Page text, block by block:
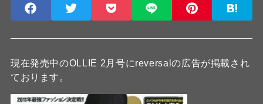
現在発売中のOLLIE 2月号にreversalの広告が掲載され
ております。